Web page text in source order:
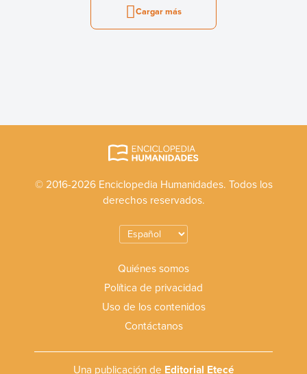
Cargar más
© 2016-2026 Enciclopedia Humanidades. Todos los
derechos reservados.
Quiénes somos
Política de privacidad
Uso de los contenidos
Contáctanos
Una publicación de Editorial Etecé